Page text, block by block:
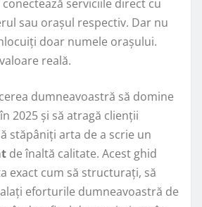
serviciile direct cu
sau orașul respectiv. Dar nu
doar numele orașului.
reală.
dumneavoastră să domine
2025 și să atragă clienții
stăpâniți arta de a scrie un
de înaltă calitate. Acest ghid
exact cum să structurați, să
eforturile dumneavoastră de